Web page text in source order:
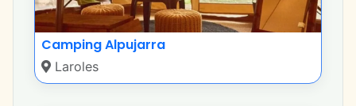
Camping Alpujarra
Laroles